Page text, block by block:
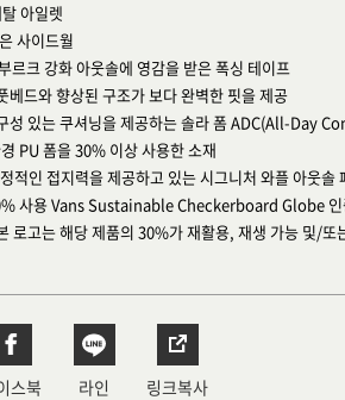
아일렛
사이드월
르크 강화 아웃솔에 영감을 받은 폭싱 테이프
베드와 향상된 구조가 보다 완벽한 핏을 제공
성 있는 쿠셔닝을 제공하는 솔라 폼 ADC(All-Day
PU 폼을 30% 이상 사용한 소재
적인 접지력을 제공하고 있는 시그니처 와플 아웃솔
사용 Vans Sustainable Checkerboard Globe
로고는 해당 제품의 30%가 재활용, 재생 가능 및/
스북 라인 링크복사